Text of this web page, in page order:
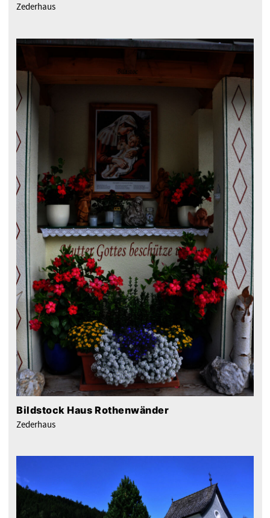
Zederhaus
Bildstock Haus Rothenwänder
Zederhaus